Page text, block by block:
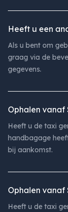
Heeft u een
Als u bent om
graag via de
gegevens.
Ophalen vanaf
Heeft u de taxi
handbagage
bij aankomst.
Ophalen vanaf
Heeft u de taxi